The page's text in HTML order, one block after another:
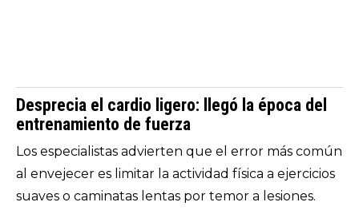
Desprecia el cardio ligero: llegó la época del
entrenamiento de fuerza
Los especialistas advierten que el error más común
al envejecer es limitar la actividad física a ejercicios
suaves o caminatas lentas por temor a lesiones.